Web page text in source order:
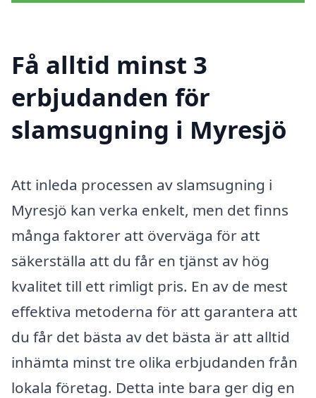
Få alltid minst 3
erbjudanden för
slamsugning i Myresjö
Att inleda processen av slamsugning i
Myresjö kan verka enkelt, men det finns
många faktorer att överväga för att
säkerställa att du får en tjänst av hög
kvalitet till ett rimligt pris. En av de mest
effektiva metoderna för att garantera att
du får det bästa av det bästa är att alltid
inhämta minst tre olika erbjudanden från
lokala företag. Detta inte bara ger dig en